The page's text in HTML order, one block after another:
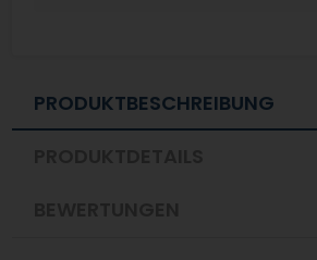
PRODUKTBESCHREIBUNG